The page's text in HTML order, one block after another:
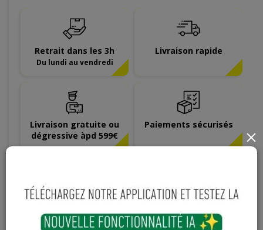
Retrait dans les 3h
Du lundi au vendredi
Livraison rapide
Livraison gratuite ou
dégressive àpd 599€
Paiements sécurisés
Ajouter au panier
×